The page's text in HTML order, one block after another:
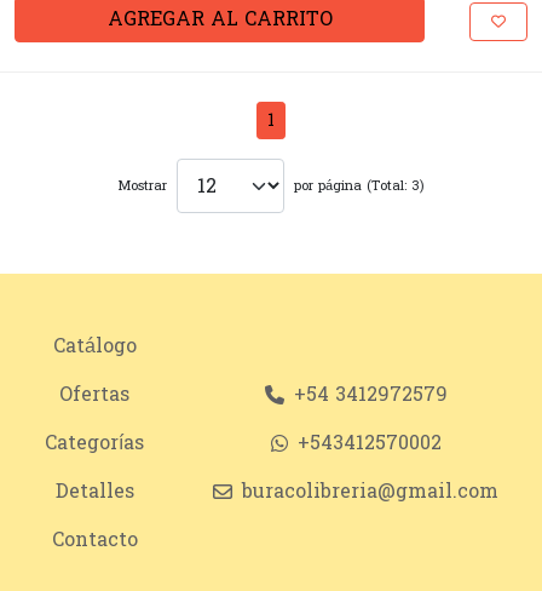
AGREGAR AL CARRITO
1
Mostrar por página (Total: 3)
Catálogo
Ofertas
Categorías
Detalles
Contacto
+54 3412972579
+543412570002
buracolibreria@gmail.com